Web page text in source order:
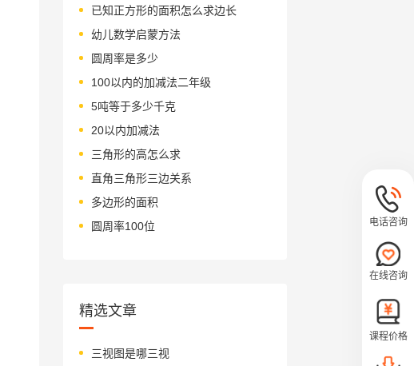
已知正方形的面积怎么求边长
幼儿数学启蒙方法
圆周率是多少
100以内的加减法二年级
5吨等于多少千克
20以内加减法
三角形的高怎么求
直角三角形三边关系
多边形的面积
圆周率100位
精选文章
三视图是哪三视
电话咨询
在线咨询
课程价格